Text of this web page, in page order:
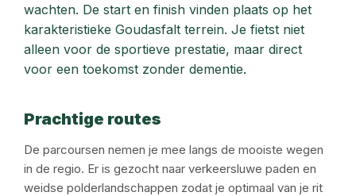
wachten. De start en finish vinden plaats op het
karakteristieke Goudasfalt terrein. Je fietst niet
alleen voor de sportieve prestatie, maar direct
voor een toekomst zonder dementie.
Prachtige routes
De parcoursen nemen je mee langs de mooiste wegen
in de regio. Er is gezocht naar verkeersluwe paden en
weidse polderlandschappen zodat je optimaal van je rit